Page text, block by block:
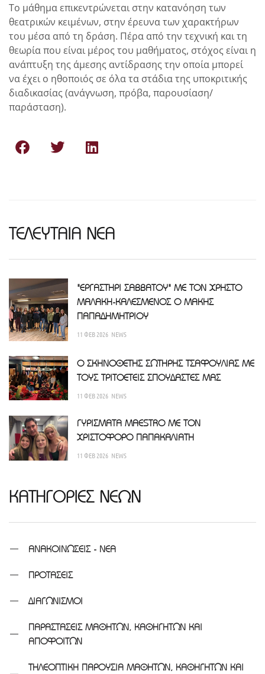
Το μάθημα επικεντρώνεται στην κατανόηση των
θεατρικών κειμένων, στην έρευνα των χαρακτήρων
του μέσα από τη δράση. Πέρα από την τεχνική και τη
θεωρία που είναι μέρος του μαθήματος, στόχος είναι η
ανάπτυξη της άμεσης αντίδρασης την οποία μπορεί
να έχει ο ηθοποιός σε όλα τα στάδια της υποκριτικής
διαδικασίας (ανάγνωση, πρόβα, παρουσίαση/
παράσταση).
ΤΕΛΕΥΤΑΙΑ ΝΕΑ
"ΕΡΓΑΣΤΗΡΙ ΣΑΒΒΑΤΟΥ" ΜΕ ΤΟΝ ΧΡΗΣΤΟ
ΜΑΛΑΚΗ-ΚΑΛΕΣΜΕΝΟΣ Ο ΜΑΚΗΣ
ΠΑΠΑΔΗΜΗΤΡΙΟΥ
11 ΦΕΒ 2026 NEWS
Ο ΣΚΗΝΟΘΕΤΗΣ ΣΩΤΗΡΗΣ ΤΣΑΦΟΥΛΙΑΣ ΜΕ
ΤΟΥΣ ΤΡΙΤΟΕΤΕΙΣ ΣΠΟΥΔΑΣΤΕΣ ΜΑΣ
11 ΦΕΒ 2026 NEWS
ΓΥΡΙΣΜΑΤΑ MAESTRO ΜΕ ΤΟΝ
ΧΡΙΣΤΟΦΟΡΟ ΠΑΠΑΚΑΛΙΑΤΗ
11 ΦΕΒ 2026 NEWS
ΚΑΤΗΓΟΡΙΕΣ ΝΕΩΝ
ΑΝΑΚΟΙΝΩΣΕΙΣ - ΝΕΑ
ΠΡΟΤΑΣΕΙΣ
ΔΙΑΓΩΝΙΣΜΟΙ
ΠΑΡΑΣΤΑΣΕΙΣ ΜΑΘΗΤΩΝ, ΚΑΘΗΓΗΤΩΝ ΚΑΙ
ΑΠΟΦΟΙΤΩΝ
ΤΗΛΕΟΠΤΙΚΗ ΠΑΡΟΥΣΙΑ ΜΑΘΗΤΩΝ, ΚΑΘΗΓΗΤΩΝ ΚΑΙ